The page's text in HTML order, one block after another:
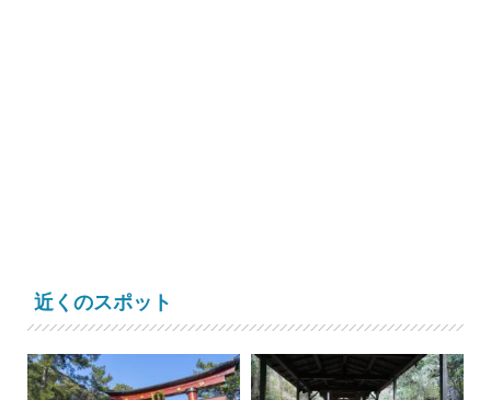
近くのスポット